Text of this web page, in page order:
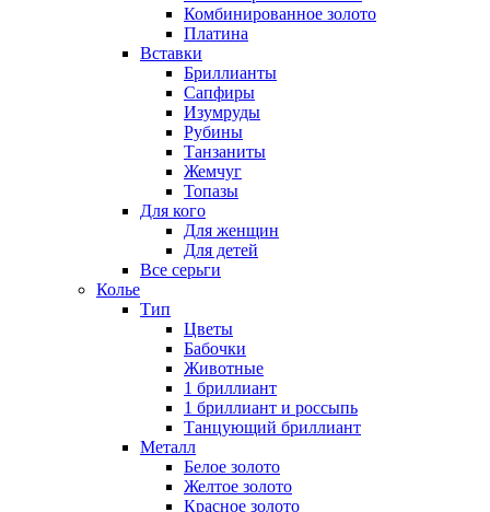
Комбинированное золото
Платина
Вставки
Бриллианты
Сапфиры
Изумруды
Рубины
Танзаниты
Жемчуг
Топазы
Для кого
Для женщин
Для детей
Все серьги
Колье
Тип
Цветы
Бабочки
Животные
1 бриллиант
1 бриллиант и россыпь
Танцующий бриллиант
Металл
Белое золото
Желтое золото
Красное золото